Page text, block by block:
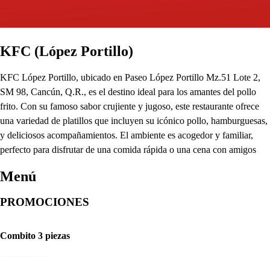
KFC (López Portillo)
KFC López Portillo, ubicado en Paseo López Portillo Mz.51 Lote 2,
SM 98, Cancún, Q.R., es el destino ideal para los amantes del pollo
frito. Con su famoso sabor crujiente y jugoso, este restaurante ofrece
una variedad de platillos que incluyen su icónico pollo, hamburguesas,
y deliciosos acompañamientos. El ambiente es acogedor y familiar,
perfecto para disfrutar de una comida rápida o una cena con amigos
Menú
PROMOCIONES
Combito 3 piezas